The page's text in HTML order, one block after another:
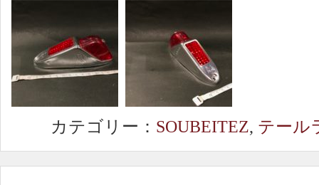
カテゴリー： SOUBEITEZ, テール